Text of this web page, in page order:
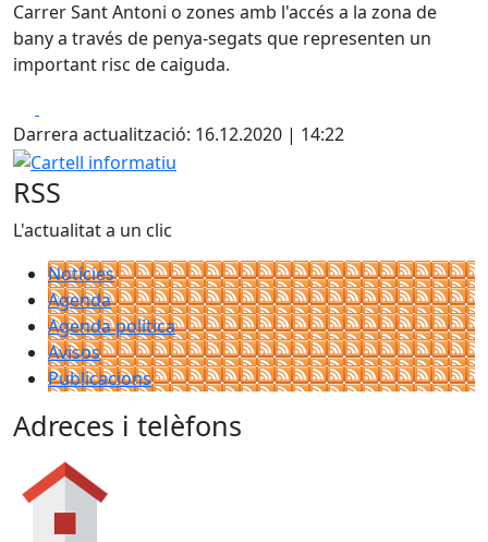
Carrer Sant Antoni o zones amb l'accés a la zona de
bany a través de penya-segats que representen un
important risc de caiguda.
Darrera actualització: 16.12.2020 | 14:22
Cartell informatiu
RSS
L'actualitat a un clic
Notícies
Agenda
Agenda política
Avisos
Publicacions
Adreces i telèfons